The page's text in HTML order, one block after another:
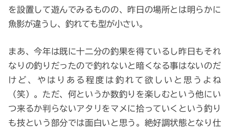
を設置して遊んでみるものの、昨日の場所とは明らかに
魚影が違うし、釣れても型が小さい。
まあ、今年は既に十二分の釣果を得ているし昨日もそれ
なりの釣りだったので釣れないと暗くなる事はないのだ
けど、やはりある程度は釣れて欲しいと思うよね
（笑）。ただ、何というか数釣りを楽しむという他にい
つ来るか判らないアタリをマメに拾っていくという釣り
も技という部分では面白いと思う。絶好調状態となり仕